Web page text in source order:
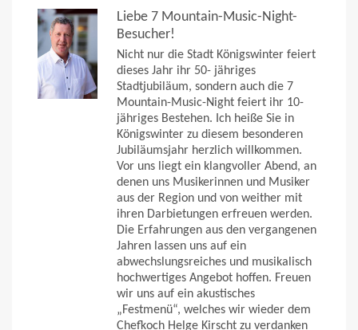
Liebe 7 Mountain-Music-Night-
Besucher!
Nicht nur die Stadt Königswinter feiert
dieses Jahr ihr 50- jähriges
Stadtjubiläum, sondern auch die 7
Mountain-Music-Night feiert ihr 10-
jähriges Bestehen. Ich heiße Sie in
Königswinter zu diesem besonderen
Jubiläumsjahr herzlich willkommen.
Vor uns liegt ein klangvoller Abend, an
denen uns Musikerinnen und Musiker
aus der Region und von weither mit
ihren Darbietungen erfreuen werden.
Die Erfahrungen aus den vergangenen
Jahren lassen uns auf ein
abwechslungsreiches und musikalisch
hochwertiges Angebot hoffen. Freuen
wir uns auf ein akustisches
„Festmenü“, welches wir wieder dem
Chefkoch Helge Kirscht zu verdanken